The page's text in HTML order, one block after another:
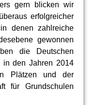
gern blicken wir
erfolgreicher
denen zahlreiche
gewonnen
die Deutschen
in den Jahren 2014
Plätzen und der
für Grundschulen